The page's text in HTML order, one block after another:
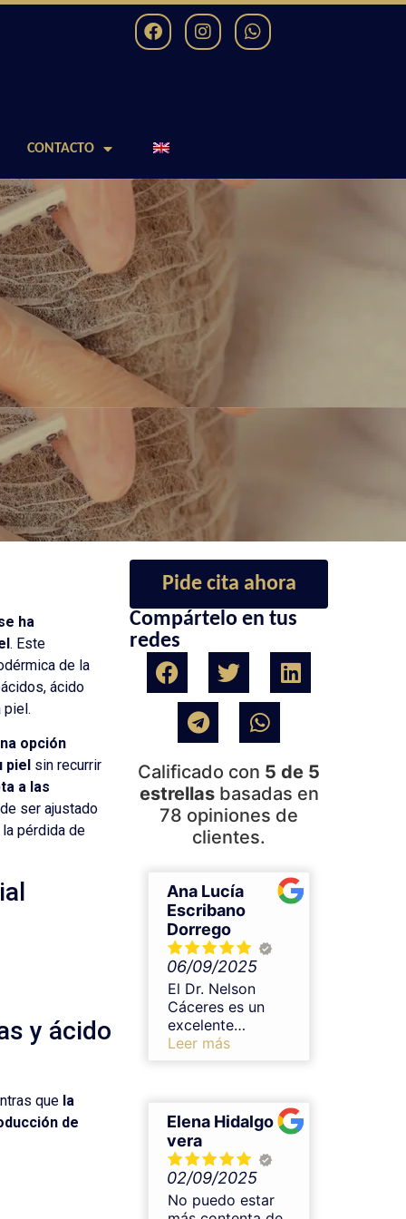
CONTACTO
ha
. Este
de la
ácido
piel.
opción
sin recurrir
a las
ser ajustado
pérdida de
y ácido
que la
de
Pide cita ahora
Compártelo en tus
redes
Calificado con 5 de 5
estrellasbasadas en
78 opiniones de
clientes.
Ana Lucía
Escribano
Dorrego
06/09/2025
El Dr. Nelson
Cáceres es un
excelente
profesional en
el resultado. Me
realicé un
tratamiento de
armonización con
ácido hialurónico
en labios y el
Leer más
Elena Hidalgo
vera
02/09/2025
No puedo estar